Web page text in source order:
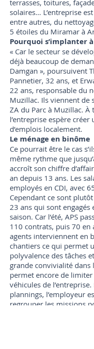
terrasses, toitures,
solaires… L’entreprise
entre autres, du
5 étoiles du Miramar à
Pourquoi s’implanter
« Car le secteur se
déjà beaucoup de
Damgan », poursuivent
Pannetier, 32 ans, et
22 ans, responsable du
Muzillac. Ils viennent de
ZA du Parc à Muzillac. À
l’entreprise espère créer
d’emplois localement.
Le ménage en binôme
Ce pourrait être le cas
même rythme que
accroît son chiffre
an depuis 13 ans. Les
employés en CDI, avec
Cependant ce sont
23 ans qui sont engagés
saison. Car l’été, APS
110 contrats, puis 70 en
agents interviennent en
chantiers ce qui permet
polyvalence des tâches
grande convivialité dans
permet encore de limiter
véhicules de
plannings, l’employeur
regrouper les missions